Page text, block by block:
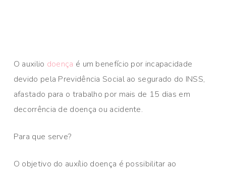
O auxilio doença é um benefício por incapacidade
devido pela Previdência Social ao segurado do INSS,
afastado para o trabalho por mais de 15 dias em
decorrência de doença ou acidente.
Para que serve?
O objetivo do auxílio doença é possibilitar ao